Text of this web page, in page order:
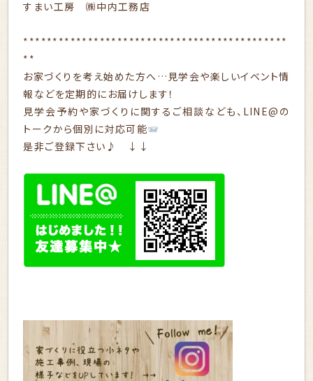
すまい工房 ㈱中内工務店
*********************************************
**
お家づくりを考え始めた方へ…見学会や楽しいイベント情
報などを定期的にお届けします！
見学会予約や家づくりに関するご相談なども、LINE@の
トークから個別に対応可能
是非ご登録下さい♪ ↓↓